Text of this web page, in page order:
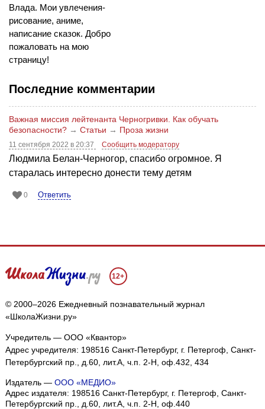
Влада. Мои увлечения-
рисование, аниме,
написание сказок. Добро
пожаловать на мою
страницу!
Последние комментарии
Важная миссия лейтенанта Черногривки. Как обучать
безопасности? → Статьи → Проза жизни
11 сентября 2022 в 20:37 Сообщить модератору
Людмила Белан-Черногор, спасибо огромное. Я
старалась интересно донести тему детям
0 Ответить
12+
© 2000–2026 Ежедневный познавательный журнал
«ШколаЖизни.ру»
Учредитель — ООО «Квантор»
Адрес учредителя: 198516 Санкт-Петербург, г. Петергоф, Санкт-
Петербургский пр., д.60, лит.А, ч.п. 2-Н, оф.432, 434
Издатель — ООО «МЕДИО»
Адрес издателя: 198516 Санкт-Петербург, г. Петергоф, Санкт-
Петербургский пр., д.60, лит.А, ч.п. 2-Н, оф.440